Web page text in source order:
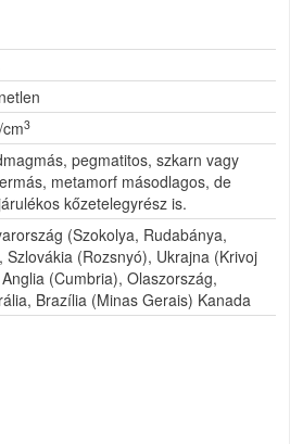
3
pegmatitos, szkarn vagy
metamorf másodlagos, de
kőzetelegyrész is.
(Szokolya, Rudabánya,
Szlovákia (Rozsnyó), Ukrajna (Krivoj
(Cumbria), Olaszország,
Brazília (Minas Gerais) Kanada